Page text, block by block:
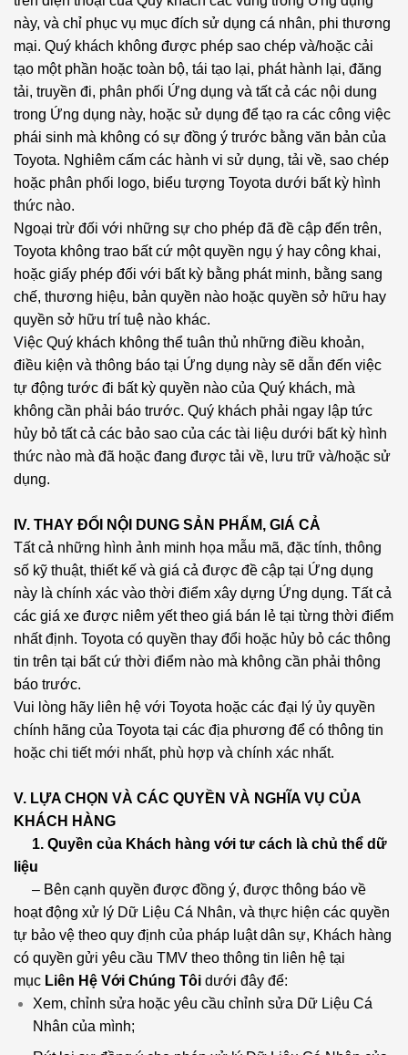
này, và chỉ phục vụ mục đích sử dụng cá nhân, phi thương
mại. Quý khách không được phép sao chép và/hoặc cải
tạo một phần hoặc toàn bộ, tái tạo lại, phát hành lại, đăng
tải, truyền đi, phân phối Ứng dụng và tất cả các nội dung
trong Ứng dụng này, hoặc sử dụng để tạo ra các công việc
phái sinh mà không có sự đồng ý trước bằng văn bản của
Toyota. Nghiêm cấm các hành vi sử dụng, tải về, sao chép
hoặc phân phối logo, biểu tượng Toyota dưới bất kỳ hình
thức nào.
Ngoại trừ đối với những sự cho phép đã đề cập đến trên,
Toyota không trao bất cứ một quyền ngụ ý hay công khai,
hoặc giấy phép đối với bất kỳ bằng phát minh, bằng sang
chế, thương hiệu, bản quyền nào hoặc quyền sở hữu hay
quyền sở hữu trí tuệ nào khác.
Việc Quý khách không thể tuân thủ những điều khoản,
điều kiện và thông báo tại Ứng dụng này sẽ dẫn đến việc
tự động tước đi bất kỳ quyền nào của Quý khách, mà
không cần phải báo trước. Quý khách phải ngay lập tức
hủy bỏ tất cả các bảo sao của các tài liệu dưới bất kỳ hình
thức nào mà đã hoặc đang được tải về, lưu trữ và/hoặc sử
dụng.
IV. THAY ĐỔI NỘI DUNG SẢN PHẨM, GIÁ CẢ
Tất cả những hình ảnh minh họa mẫu mã, đặc tính, thông
số kỹ thuật, thiết kế và giá cả được đề cập tại Ứng dụng
này là chính xác vào thời điểm xây dựng Ứng dụng. Tất cả
các giá xe được niêm yết theo giá bán lẻ tại từng thời điểm
nhất định. Toyota có quyền thay đổi hoặc hủy bỏ các thông
tin trên tại bất cứ thời điểm nào mà không cần phải thông
báo trước.
Vui lòng hãy liên hệ với Toyota hoặc các đại lý ủy quyền
chính hãng của Toyota tại các địa phương để có thông tin
hoặc chi tiết mới nhất, phù hợp và chính xác nhất.
V. LỰA CHỌN VÀ CÁC QUYỀN VÀ NGHĨA VỤ CỦA
KHÁCH HÀNG
1. Quyền của Khách hàng với tư cách là chủ thể dữ
liệu
– Bên cạnh quyền được đồng ý, được thông báo về
hoạt động xử lý Dữ Liệu Cá Nhân, và thực hiện các quyền
tự bảo vệ theo quy định của pháp luật dân sự, Khách hàng
có quyền gửi yêu cầu TMV theo thông tin liên hệ tại
mục Liên Hệ Với Chúng Tôi dưới đây để:
Xem, chỉnh sửa hoặc yêu cầu chỉnh sửa Dữ Liệu Cá
Nhân của mình;